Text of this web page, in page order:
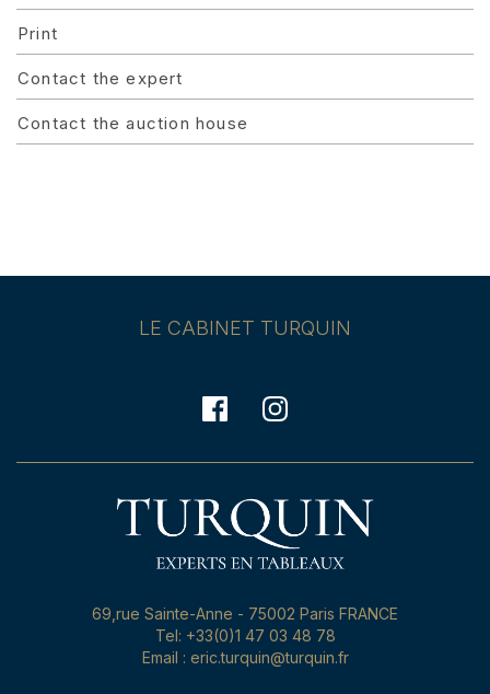
Print
Contact the expert
Contact the auction house
LE CABINET TURQUIN
69,rue Sainte-Anne - 75002 Paris FRANCE
Tel: +33(0)1 47 03 48 78
Email : eric.turquin@turquin.fr